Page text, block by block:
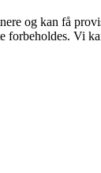
og kan få
Vi